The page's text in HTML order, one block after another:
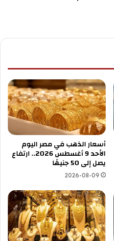
أسعار الذهب في مصر اليوم
الأحد 9 أغسطس 2026.. ارتفاع
يصل إلى 50 جنيهًا
2026-08-09